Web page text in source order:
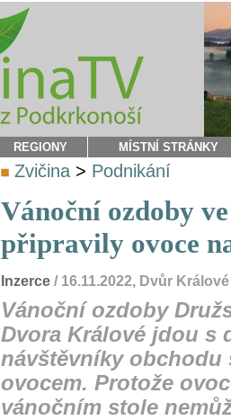
REGIONY MÍSTNÍ STRÁNKY
Zvičina > Podnikání
Vánoční ozdoby
připravily ovoce
Inzerce / 16.11.2022, Dvůr
Vánoční ozdoby
Dvora Králové jdou s
návštěvníky obchodu
ovocem. Protože
vánočním stole